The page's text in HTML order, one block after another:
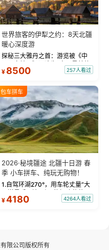
世界旅客的伊犁之约：8天北疆
暖心深度游
探秘三大雅丹之首：游览被《中
国国家地理》评选为“中国最美的
三大雅丹”第一名的克拉玛依魔鬼
瓦人最大村落——禾木村，欣赏
晨雾与小木...
¥ 8500 257人看过
包车拼车
2026·秘境疆途 北疆十日游 春
季 小车拼车、纯玩无购物！
1.自驾环湖270°，用车轮丈量“大
西洋最后一滴眼泪”的极致蔚蓝，
让雪山、花海与深邃湖水在转弯
¥4180 4264人看过
限公司版权所有